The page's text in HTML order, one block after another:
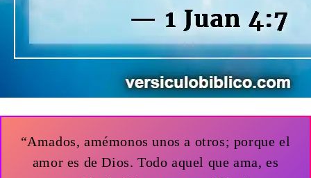
“Amados, amémonos unos a otros; porque el
amor es de Dios. Todo aquel que ama, es